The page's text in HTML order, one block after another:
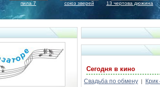
пила 7 союз зверей 13 чертова дюжина
Сегодня в кино
Свадьба по обмену | Крик